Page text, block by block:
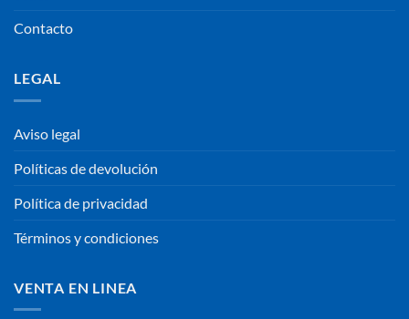
Contacto
LEGAL
Aviso legal
Políticas de devolución
Política de privacidad
Términos y condiciones
VENTA EN LINEA